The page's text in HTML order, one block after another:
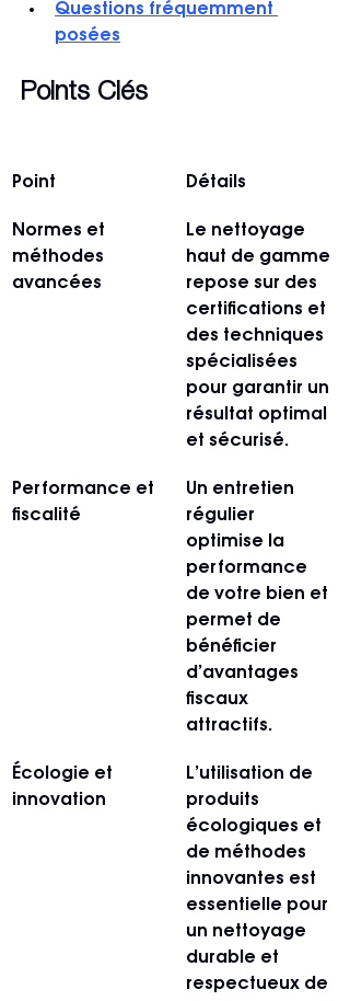
Questions fréquemment
posées
Points Clés
Point Détails
Normes et
méthodes
avancées
Le nettoyage
haut de gamme
repose sur des
certifications et
des techniques
spécialisées
pour garantir un
résultat optimal
et sécurisé.
Performance et
fiscalité
Un entretien
régulier
optimise la
performance
de votre bien et
permet de
bénéficier
d’avantages
fiscaux
attractifs.
Écologie et
innovation
L’utilisation de
produits
écologiques et
de méthodes
innovantes est
essentielle pour
un nettoyage
durable et
respectueux de